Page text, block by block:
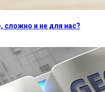
сложно и не для нас?